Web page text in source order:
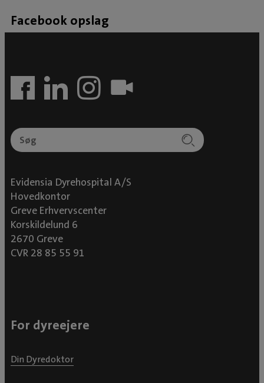
Facebook opslag
Evidensia Dyrehospital A/S
Hovedkontor
Greve Erhvervscenter
Korskildelund 6
2670 Greve
CVR 28 85 55 91
For dyreejere
Din Dyredoktor